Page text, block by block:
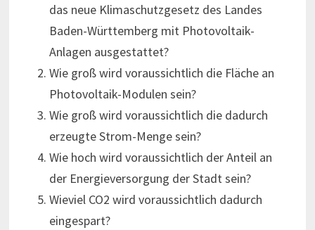
das neue Klimaschutzgesetz des Landes
Baden-Württemberg mit Photovoltaik-
Anlagen ausgestattet?
Wie groß wird voraussichtlich die Fläche an
Photovoltaik-Modulen sein?
Wie groß wird voraussichtlich die dadurch
erzeugte Strom-Menge sein?
Wie hoch wird voraussichtlich der Anteil an
der Energieversorgung der Stadt sein?
Wieviel CO2 wird voraussichtlich dadurch
eingespart?